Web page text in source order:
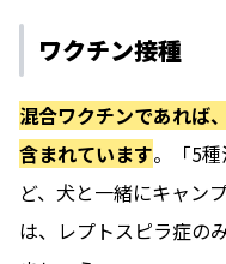
ワクチン接種
混合ワクチンであれば
含まれています。「5
ど、犬と一緒にキャン
は、レプトスピラ症の